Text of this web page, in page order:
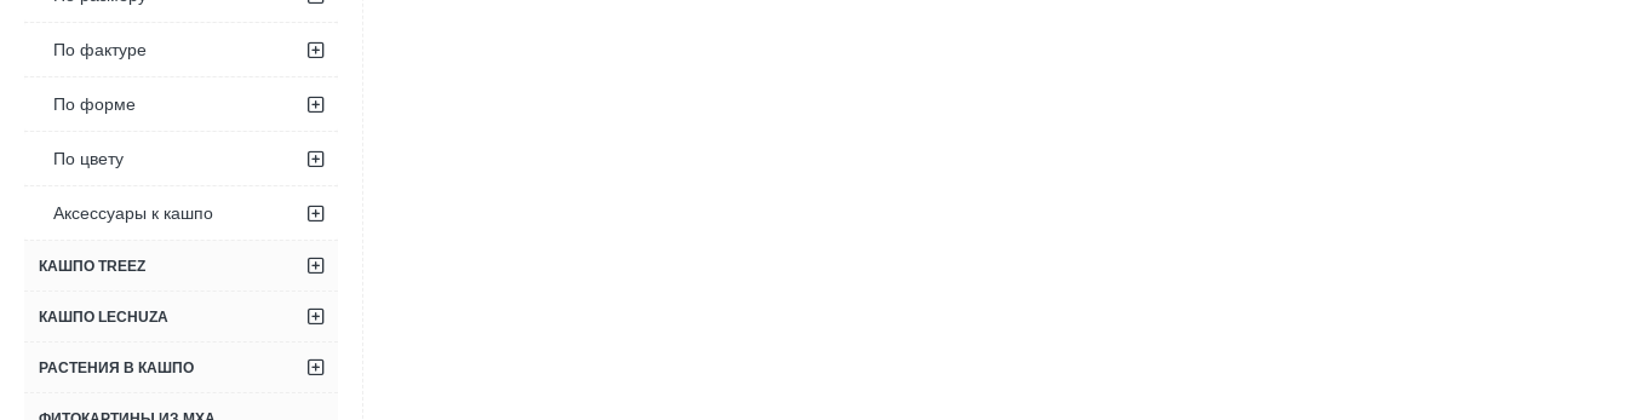
По фактуре
По форме
По цвету
Аксессуары к кашпо
КАШПО TREEZ
КАШПО LECHUZA
РАСТЕНИЯ В КАШПО